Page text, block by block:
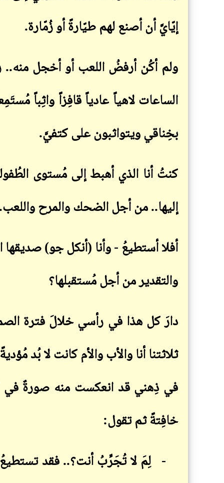
إيّايَّ أن أصنع لهم طيّارةً أو زُمّارة.
ولم أكُن أرفضُ اللعب أو أخجل
الساعات لاهياً عادياً قافِزاً واثِباً
بخِناقي ويتواثبون على كتفيَّ.
كنتُ أنا الذي أهبط إلى مُستوى
إليها.. من أجل الضحك والمرح واللعب.
أفلا أستطيعُ - وأنا (أنكل جو) صديقها
والتقدير من أجل مُستقبلها؟
دارَ كل هذا في رأسي خلالَ فترة
ثلاثتنا أنا والأب والأم كانت لا بُد
في ذِهني قد انعكست منه صورةٌ
خافِتةً ثم تقول:
- لِمَ لا تُجَرِّبُ أنت؟.. فقد